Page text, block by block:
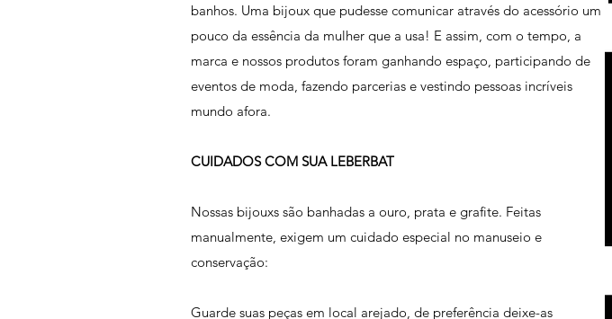
banhos. Uma bijoux que pudesse comunicar através do acessório um
pouco da essência da mulher que a usa! E assim, com o tempo, a
marca e nossos produtos foram ganhando espaço, participando de
eventos de moda, fazendo parcerias e vestindo pessoas incríveis
mundo afora.
CUIDADOS COM SUA LEBERBAT
Nossas bijouxs são banhadas a ouro, prata e grafite. Feitas
manualmente, exigem um cuidado especial no manuseio e
conservação:
Guarde suas peças em local arejado, de preferência deixe-as